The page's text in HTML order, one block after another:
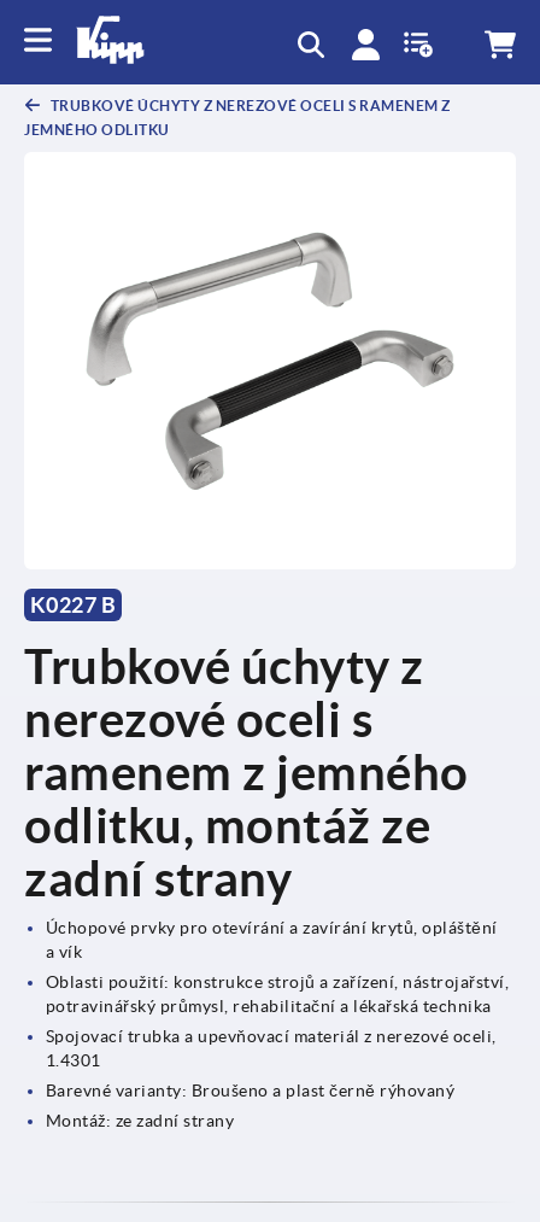
TRUBKOVÉ ÚCHYTY Z NEREZOVÉ OCELI S RAMENEM Z
JEMNÉHO ODLITKU
K0227 B
Trubkové úchyty z
nerezové oceli s
ramenem z jemného
odlitku, montáž ze
zadní strany
Úchopové prvky pro otevírání a zavírání krytů, opláštění
a vík
Oblasti použití: konstrukce strojů a zařízení, nástrojařství,
potravinářský průmysl, rehabilitační a lékařská technika
Spojovací trubka a upevňovací materiál z nerezové oceli,
1.4301
Barevné varianty: Broušeno a plast černě rýhovaný
Montáž: ze zadní strany